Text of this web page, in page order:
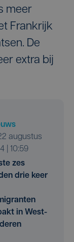
meer
Frankrijk
De
extra bij
| 10:59
zes
drie keer
in West-